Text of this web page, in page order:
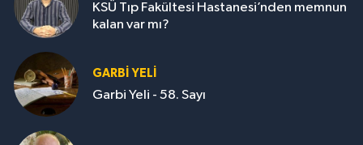
KSÜ Tıp Fakültesi Hastanesi’nden memnun
kalan var mı?
GARBI YELI
Garbi Yeli - 58. Sayı